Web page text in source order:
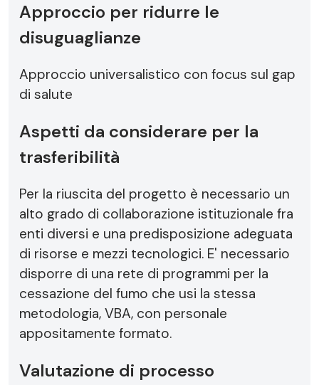
Approccio per ridurre le
disuguaglianze
Approccio universalistico con focus sul gap
di salute
Aspetti da considerare per la
trasferibilità
Per la riuscita del progetto è necessario un
alto grado di collaborazione istituzionale fra
enti diversi e una predisposizione adeguata
di risorse e mezzi tecnologici. E' necessario
disporre di una rete di programmi per la
cessazione del fumo che usi la stessa
metodologia, VBA, con personale
appositamente formato.
Valutazione di processo